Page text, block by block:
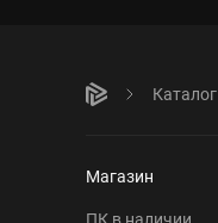
Каталог
Магазин